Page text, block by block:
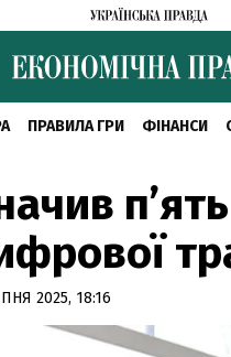
ПРАВИЛА ГРИ ФІНАНСИ
2025, 18:16